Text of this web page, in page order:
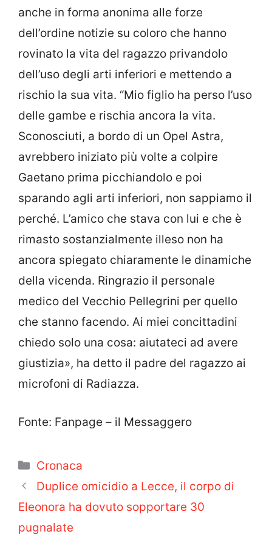
anche in forma anonima alle forze
dell’ordine notizie su coloro che hanno
rovinato la vita del ragazzo privandolo
dell’uso degli arti inferiori e mettendo a
rischio la sua vita. “Mio figlio ha perso l’uso
delle gambe e rischia ancora la vita.
Sconosciuti, a bordo di un Opel Astra,
avrebbero iniziato più volte a colpire
Gaetano prima picchiandolo e poi
sparando agli arti inferiori, non sappiamo il
perché. L’amico che stava con lui e che è
rimasto sostanzialmente illeso non ha
ancora spiegato chiaramente le dinamiche
della vicenda. Ringrazio il personale
medico del Vecchio Pellegrini per quello
che stanno facendo. Ai miei concittadini
chiedo solo una cosa: aiutateci ad avere
giustizia», ha detto il padre del ragazzo ai
microfoni di Radiazza.
Fonte: Fanpage – il Messaggero
Categorie
Cronaca
Duplice omicidio a Lecce, il corpo di
Eleonora ha dovuto sopportare 30
pugnalate